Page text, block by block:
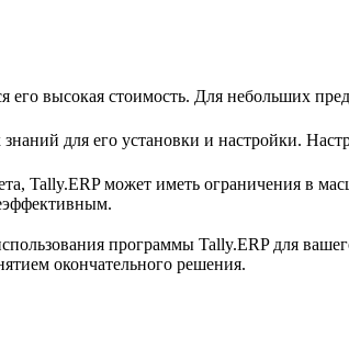
его высокая стоимость. Для небольших
для его установки и настройки.
Tally.ERP может иметь ограничения в
программы Tally.ERP для
окончательного решения.